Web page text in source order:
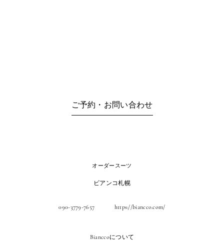
ご予約・お問い合わせ
オーダースーツ
ビアンコ札幌
090-3779-7657 https://biancco.com/
Bianccoについて